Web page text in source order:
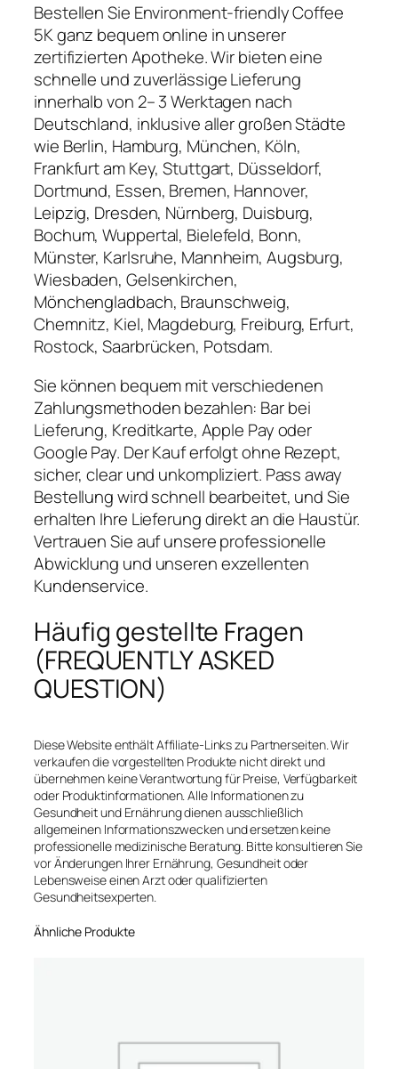
Bestellen Sie Environment-friendly Coffee
5K ganz bequem online in unserer
zertifizierten Apotheke. Wir bieten eine
schnelle und zuverlässige Lieferung
innerhalb von 2– 3 Werktagen nach
Deutschland, inklusive aller großen Städte
wie Berlin, Hamburg, München, Köln,
Frankfurt am Key, Stuttgart, Düsseldorf,
Dortmund, Essen, Bremen, Hannover,
Leipzig, Dresden, Nürnberg, Duisburg,
Bochum, Wuppertal, Bielefeld, Bonn,
Münster, Karlsruhe, Mannheim, Augsburg,
Wiesbaden, Gelsenkirchen,
Mönchengladbach, Braunschweig,
Chemnitz, Kiel, Magdeburg, Freiburg, Erfurt,
Rostock, Saarbrücken, Potsdam.
Sie können bequem mit verschiedenen
Zahlungsmethoden bezahlen: Bar bei
Lieferung, Kreditkarte, Apple Pay oder
Google Pay. Der Kauf erfolgt ohne Rezept,
sicher, clear und unkompliziert. Pass away
Bestellung wird schnell bearbeitet, und Sie
erhalten Ihre Lieferung direkt an die Haustür.
Vertrauen Sie auf unsere professionelle
Abwicklung und unseren exzellenten
Kundenservice.
Häufig gestellte Fragen
(FREQUENTLY ASKED
QUESTION)
Diese Website enthält Affiliate-Links zu Partnerseiten. Wir
verkaufen die vorgestellten Produkte nicht direkt und
übernehmen keine Verantwortung für Preise, Verfügbarkeit
oder Produktinformationen. Alle Informationen zu
Gesundheit und Ernährung dienen ausschließlich
allgemeinen Informationszwecken und ersetzen keine
professionelle medizinische Beratung. Bitte konsultieren Sie
vor Änderungen Ihrer Ernährung, Gesundheit oder
Lebensweise einen Arzt oder qualifizierten
Gesundheitsexperten.
Ähnliche Produkte